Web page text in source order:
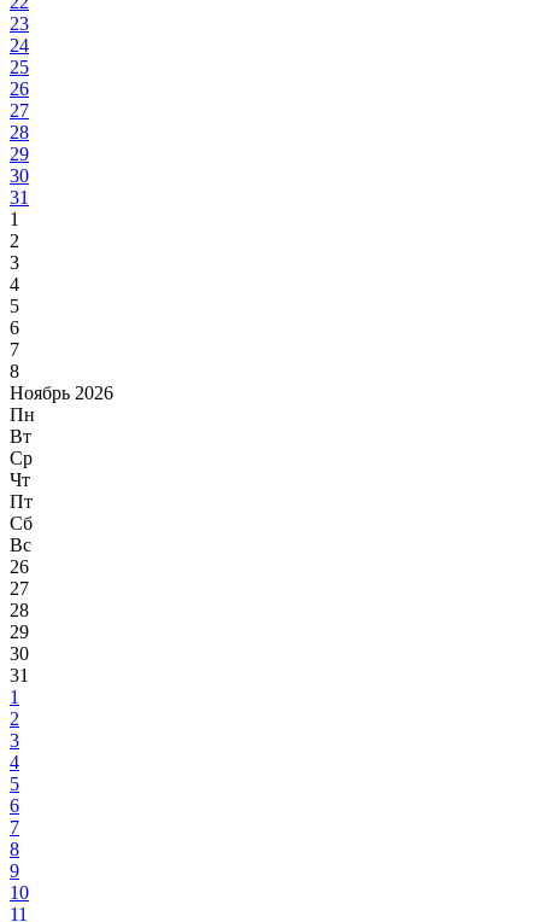
23
24
25
26
27
28
29
30
31
1
2
3
4
5
6
7
8
Ноябрь 2026
Пн
Вт
Ср
Чт
Пт
Сб
Вс
26
27
28
29
30
31
1
2
3
4
5
6
7
8
9
10
11